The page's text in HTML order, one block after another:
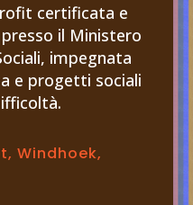
certificata e
il Ministero
impegnata
e progetti sociali
Windhoek,